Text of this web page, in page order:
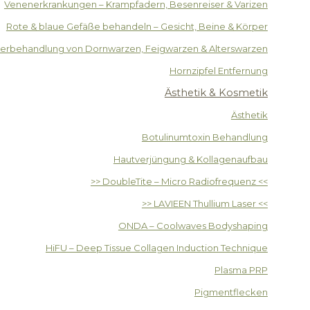
Venenerkrankungen – Krampfadern, Besenreiser & Varizen
Rote & blaue Gefäße behandeln – Gesicht, Beine & Körper
von Dornwarzen, Feigwarzen & Alterswarzen
Hornzipfel Entfernung
Ästhetik & Kosmetik
Ästhetik
Botulinumtoxin Behandlung
Hautverjüngung & Kollagenaufbau
>> DoubleTite – Micro Radiofrequenz <<
>> LAVIEEN Thullium Laser <<
ONDA – Coolwaves Bodyshaping
HiFU – Deep Tissue Collagen Induction Technique
Plasma PRP
Pigmentflecken